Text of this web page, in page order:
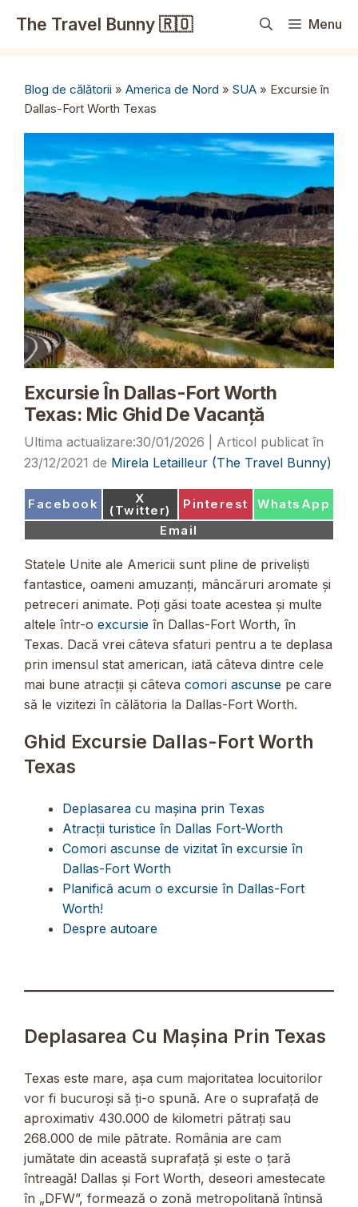
The Travel Bunny 🇷🇴 Menu
Blog de călătorii » America de Nord » SUA » Excursie în
Dallas-Fort Worth Texas
Excursie În Dallas-Fort Worth
Texas: Mic Ghid De Vacanță
30/01/2026
23/12/2021 de Mirela Letailleur (The Travel Bunny)
Share
Facebook Share
on
X
(Twitter) Share
Pinterest Share
WhatsApp
Share
on
Email
Statele Unite ale Americii sunt pline de priveliști
fantastice, oameni amuzanți, mâncăruri aromate și
petreceri animate. Poți găsi toate acestea și multe
altele într-o excursie în Dallas-Fort Worth, în
Texas. Dacă vrei câteva sfaturi pentru a te deplasa
prin imensul stat american, iată câteva dintre cele
mai bune atracții și câteva comori ascunse pe care
să le vizitezi în călătoria la Dallas-Fort Worth.
Ghid Excursie Dallas-Fort Worth
Texas
Deplasarea cu mașina prin Texas
Atracții turistice în Dallas Fort-Worth
Comori ascunse de vizitat în excursie în
Dallas-Fort Worth
Planifică acum o excursie în Dallas-Fort
Worth!
Despre autoare
Deplasarea Cu Mașina Prin Texas
Texas este mare, așa cum majoritatea locuitorilor
vor fi bucuroși să ți-o spună. Are o suprafață de
aproximativ 430.000 de kilometri pătrați sau
268.000 de mile pătrate. România are cam
jumătate din această suprafață și este o țară
întreagă! Dallas și Fort Worth, deseori amestecate
în „DFW”, formează o zonă metropolitană întinsă